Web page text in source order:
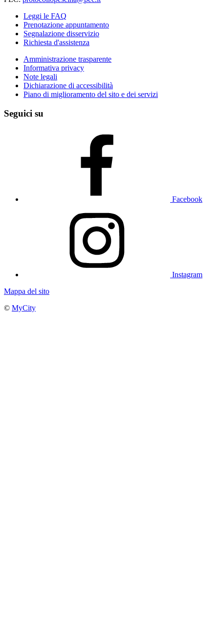
Leggi le FAQ
Prenotazione appuntamento
Segnalazione disservizio
Richiesta d'assistenza
Amministrazione trasparente
Informativa privacy
Note legali
Dichiarazione di accessibilità
Piano di miglioramento del sito e dei servizi
Seguici su
Facebook
Instagram
Mappa del sito
© MyCity